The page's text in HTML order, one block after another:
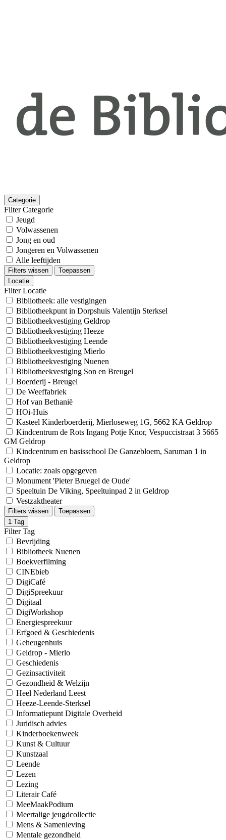
Categorie
Filter Categorie
Jeugd
Volwassenen
Jong en oud
Jongeren en Volwassenen
Alle leeftijden
Filters wissen
Toepassen
Locatie
Filter Locatie
Bibliotheek: alle vestigingen
Bibliotheekpunt in Dorpshuis Valentijn Sterksel
Bibliotheekvestiging Geldrop
Bibliotheekvestiging Heeze
Bibliotheekvestiging Leende
Bibliotheekvestiging Mierlo
Bibliotheekvestiging Nuenen
Bibliotheekvestiging Son en Breugel
Boerderij - Breugel
De Weeffabriek
Hof van Bethanië
HOi-Huis
Kasteel Kinderboerderij, Mierloseweg 1G, 5662 KA Geldrop
Kindcentrum de Rots Ingang Potje Knor, Vespuccistraat 3 5665
GM Geldrop
Kindcentrum en basisschool De Ganzebloem, Saruman 1 in
Geldrop
Locatie: zoals opgegeven
Monument 'Pieter Bruegel de Oude'
Speeltuin De Viking, Speeltuinpad 2 in Geldrop
Vestzaktheater
Filters wissen
Toepassen
1 Tag
Filter Tag
Bevrijding
Bibliotheek Nuenen
Boekverfilming
CINEbieb
DigiCafé
DigiSpreekuur
Digitaal
DigiWorkshop
Energiespreekuur
Erfgoed & Geschiedenis
Geheugenhuis
Geldrop - Mierlo
Geschiedenis
Gezinsactiviteit
Gezondheid & Welzijn
Heel Nederland Leest
Heeze-Leende-Sterksel
Informatiepunt Digitale Overheid
Juridisch advies
Kinderboekenweek
Kunst & Cultuur
Kunstzaal
Leende
Lezen
Lezing
Literair Café
MeeMaakPodium
Meertalige jeugdcollectie
Mens & Samenleving
Mentale gezondheid